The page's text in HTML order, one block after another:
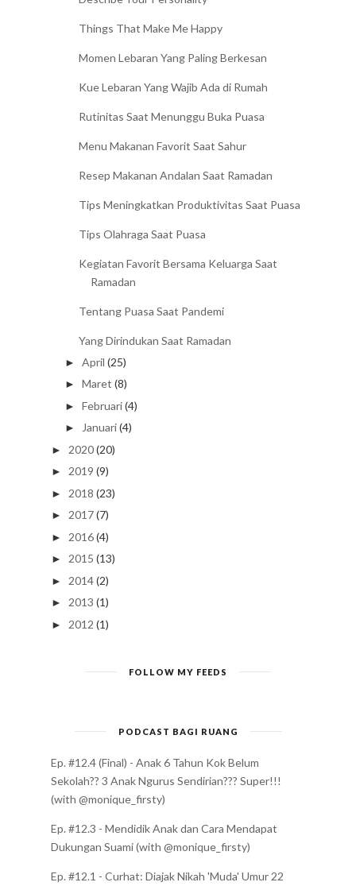
Things That Make Me Happy
Momen Lebaran Yang Paling Berkesan
Kue Lebaran Yang Wajib Ada di Rumah
Rutinitas Saat Menunggu Buka Puasa
Menu Makanan Favorit Saat Sahur
Resep Makanan Andalan Saat Ramadan
Tips Meningkatkan Produktivitas Saat Puasa
Tips Olahraga Saat Puasa
Kegiatan Favorit Bersama Keluarga Saat
Ramadan
Tentang Puasa Saat Pandemi
Yang Dirindukan Saat Ramadan
► April (25)
► Maret (8)
► Februari(4)
► Januari(4)
► 2020(20)
► 2019 (9)
► 2018 (23)
► 2017(7)
► 2016(4)
► 2015 (13)
► 2014(2)
► 2013 (1)
► 2012 (1)
FOLLOW MY FEEDS
PODCAST BAGI RUANG
Ep. #12.4 (Final) - Anak 6 Tahun Kok Belum
Sekolah?? 3 Anak Ngurus Sendirian??? Super!!!
(with @monique_firsty)
Ep. #12.3 - Mendidik Anak dan Cara Mendapat
Dukungan Suami (with @monique_firsty)
Ep. #12.1 - Curhat: Diajak Nikah 'Muda' Umur 22